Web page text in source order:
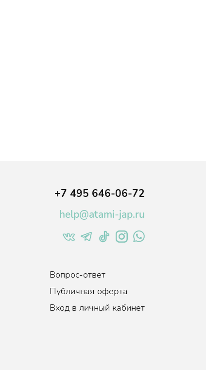
+7 495 646-06-72
help@atami-jap.ru
Вопрос-ответ
Публичная оферта
Вход в личный кабинет